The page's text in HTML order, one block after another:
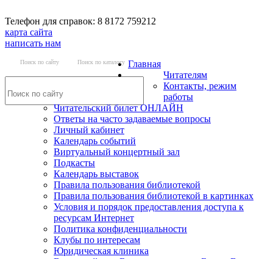
Телефон для справок: 8 8172 759212
карта сайта
написать нам
Поиск по сайту Поиск по каталогу Главная
Читателям
Контакты, режим
работы
Читательский билет ОНЛАЙН
Ответы на часто задаваемые вопросы
Личный кабинет
Календарь событий
Виртуальный концертный зал
Подкасты
Календарь выставок
Правила пользования библиотекой
Правила пользования библиотекой в картинках
Условия и порядок предоставления доступа к
ресурсам Интернет
Политика конфиденциальности
Клубы по интересам
Юридическая клиника